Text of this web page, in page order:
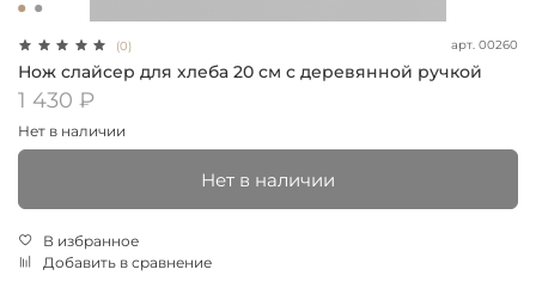
(0) арт. 00260
Нож слайсер для хлеба 20 см с деревянной ручкой
1 430 ₽
Нет в наличии
Нет в наличии
В избранное
Добавить в сравнение